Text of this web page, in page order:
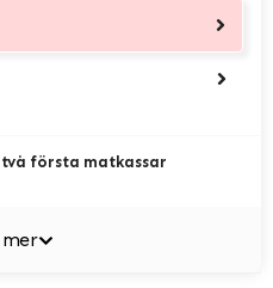
första matkassar